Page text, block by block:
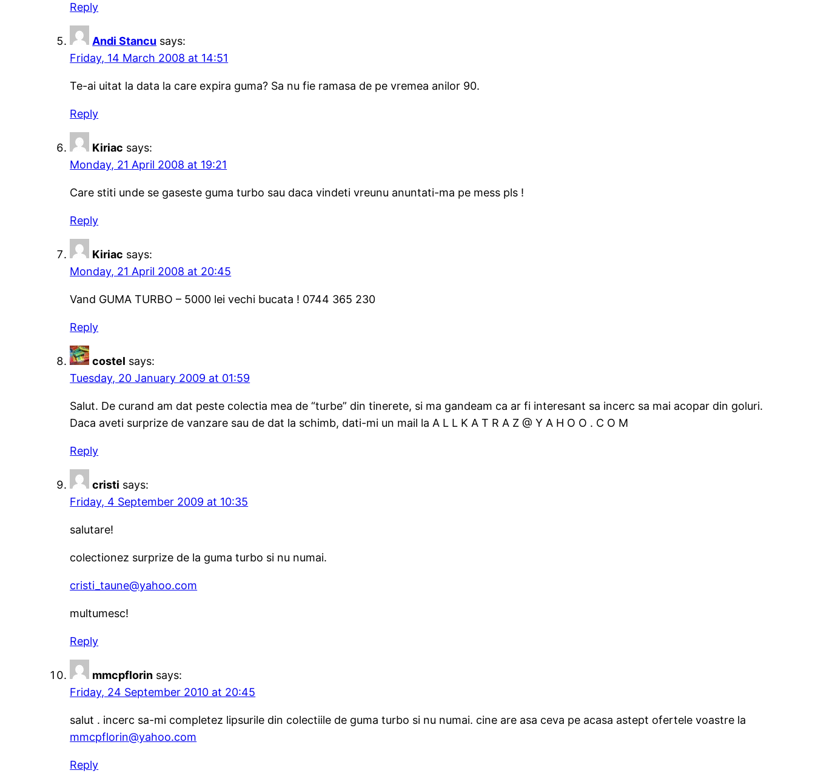
Reply
Andi Stancu says:
Friday, 14 March 2008 at 14:51
Te-ai uitat la data la care expira guma? Sa nu fie ramasa de pe vremea anilor 90.
Reply
Kiriac says:
Monday, 21 April 2008 at 19:21
Care stiti unde se gaseste guma turbo sau daca vindeti vreunu anuntati-ma pe mess pls !
Reply
Kiriac says:
Monday, 21 April 2008 at 20:45
Vand GUMA TURBO – 5000 lei vechi bucata ! 0744 365 230
Reply
costel says:
Tuesday, 20 January 2009 at 01:59
Salut. De curand am dat peste colectia mea de “turbe” din tinerete, si ma gandeam ca ar fi interesant sa incerc sa mai acopar din goluri.
Daca aveti surprize de vanzare sau de dat la schimb, dati-mi un mail la A L L K A T R A Z @ Y A H O O . C O M
Reply
cristi says:
Friday, 4 September 2009 at 10:35
salutare!
colectionez surprize de la guma turbo si nu numai.
cristi_taune@yahoo.com
multumesc!
Reply
mmcpflorin says:
Friday, 24 September 2010 at 20:45
salut . incerc sa-mi completez lipsurile din colectiile de guma turbo si nu numai. cine are asa ceva pe acasa astept ofertele voastre la
mmcpflorin@yahoo.com
Reply